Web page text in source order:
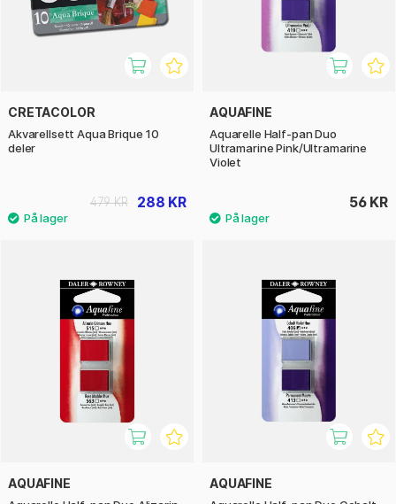
CRETACOLOR
Akvarellsett Aqua Brique 10
deler
288 KR
479 KR
AQUAFINE
Aquarelle Half-pan Duo
Ultramarine Pink/Ultramarine
Violet
56 KR
AQUAFINE AQUAFINE